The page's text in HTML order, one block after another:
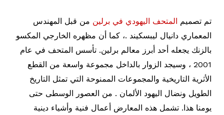
تم تصميم المتحف اليهودي في برلين من قبل المهندس
المعماري دانيال ليبسكيند .، كما أن مظهره الخارجي المكسو
بالزنك يجعله أحد أبرز معالم برلين. تأسس المتحف في عام
2001 ، وسيجد الزوار بالداخل مجموعة واسعة من القطع
الأثرية التاريخية والمجموعات الممنوحة التي تمثل التاريخ
الطويل ونضال اليهود الألمان . من العصور الوسطى حتى
يومنا هذا. تشمل هذه المعارض أعمال فنية وأشياء دينية